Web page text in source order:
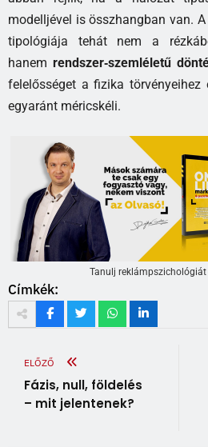
modelljével is összhangban van.
tipológiája tehát nem a
hanemrendszer‑szemléletű
felelősséget a fizika törvényeihez
egyaránt méricskéli.
Tanulj
Címkék:
ELŐZŐ
Fázis, null, földelés
– mit jelentenek?